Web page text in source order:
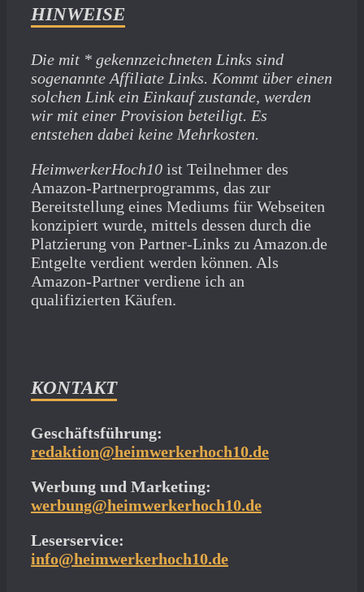
HINWEISE
Die mit * gekennzeichneten Links sind
sogenannte Affiliate Links. Kommt über einen
solchen Link ein Einkauf zustande, werden
wir mit­ einer Provision beteiligt. Es
entstehen dabei keine Mehrkosten.
HeimwerkerHoch10 ist Teilnehmer des
Amazon-Partnerprogramms, das zur
Bereitstellung eines Mediums für Webseiten
konzipiert wurde, mittels dessen durch die
Platzierung von Partner-Links zu Amazon.de
Entgelte verdient werden können. Als
Amazon-Partner verdiene ich an
qualifizierten Käufen.
KONTAKT
Geschäftsführung:
redaktion@heimwerkerhoch10.de
Werbung und Marketing:
werbung@heimwerkerhoch10.de
Leserservice:
info@heimwerkerhoch10.de